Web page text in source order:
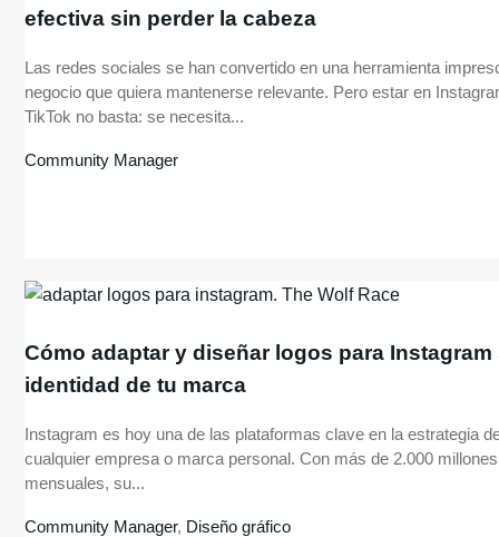
efectiva sin perder la cabeza
Las redes sociales se han convertido en una herramienta
negocio que quiera mantenerse relevante. Pero estar en
TikTok no basta: se necesita...
Community Manager
Cómo adaptar y diseñar logos para
identidad de tu marca
Instagram es hoy una de las plataformas clave en la estrategia
cualquier empresa o marca personal. Con más de 2.000
mensuales, su...
Community Manager, Diseño gráfico